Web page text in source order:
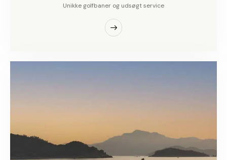
Unikke golfbaner og udsøgt service